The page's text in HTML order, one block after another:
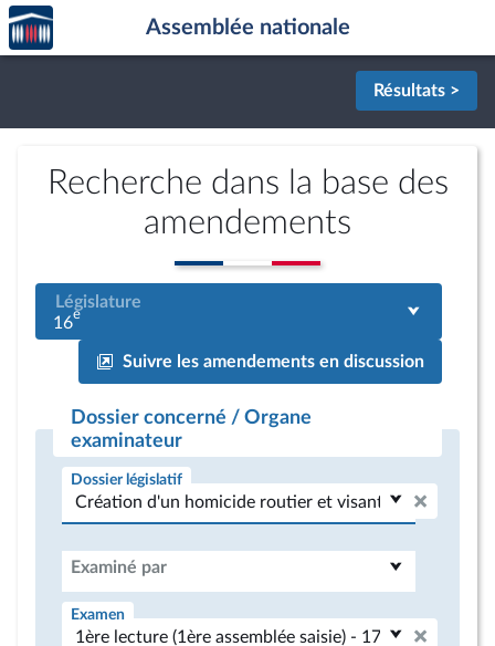
Aller au contenu
Aller en bas de la page
Accèder
à la
page
Assemblée nationale
Résultats >
Recherche dans la base des
amendements
Législature
16e
Suivre les amendements en discussion
Dossier concerné / Organe
examinateur
Dossier législatif
Examiné par
Examen